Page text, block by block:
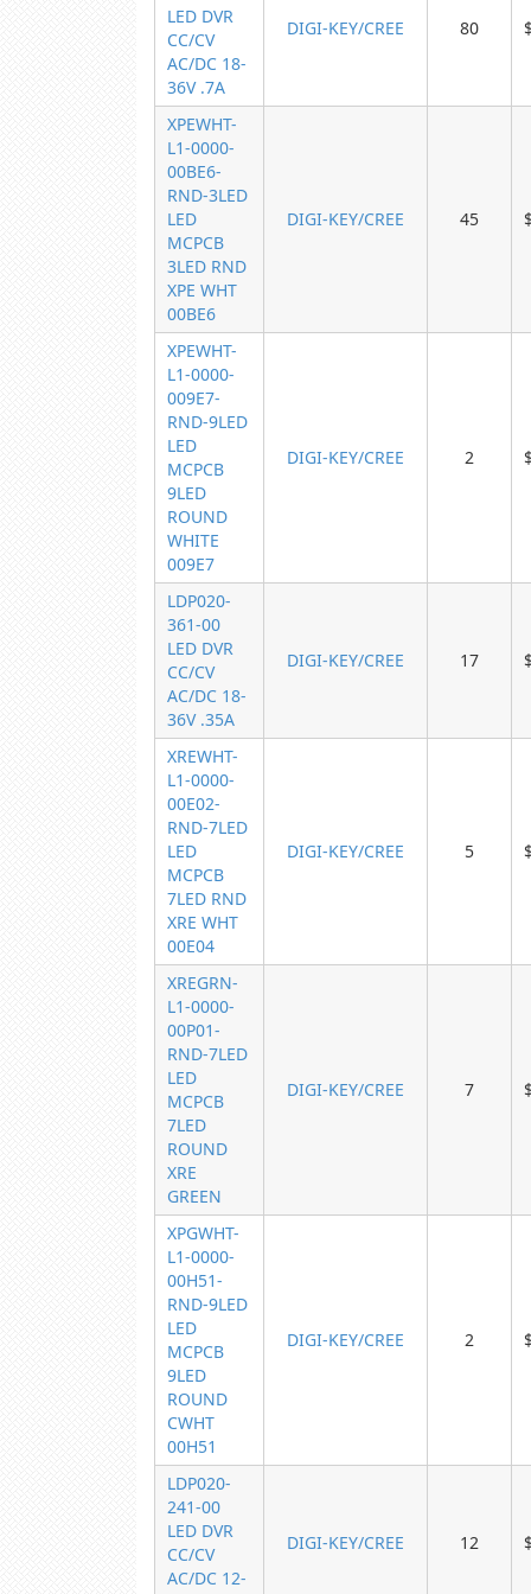
LED DVR
CC/CV
AC/DC 18-
36V .7A
DIGI-KEY/CREE 80
XPEWHT-
L1-0000-
00BE6-
RND-3LED
LED
MCPCB
3LED RND
XPE WHT
00BE6
DIGI-KEY/CREE 45
XPEWHT-
L1-0000-
009E7-
RND-9LED
LED
MCPCB
9LED
ROUND
WHITE
009E7
DIGI-KEY/CREE 2
LDP020-
361-00
LED DVR
CC/CV
AC/DC 18-
36V .35A
DIGI-KEY/CREE 17
XREWHT-
L1-0000-
00E02-
RND-7LED
LED
MCPCB
7LED RND
XRE WHT
00E04
DIGI-KEY/CREE 5
XREGRN-
L1-0000-
00P01-
RND-7LED
LED
MCPCB
7LED
ROUND
XRE
GREEN
DIGI-KEY/CREE 7
XPGWHT-
L1-0000-
00H51-
RND-9LED
LED
MCPCB
9LED
ROUND
CWHT
00H51
DIGI-KEY/CREE 2
LDP020-
241-00
LED DVR
CC/CV
AC/DC 12-
DIGI-KEY/CREE 12